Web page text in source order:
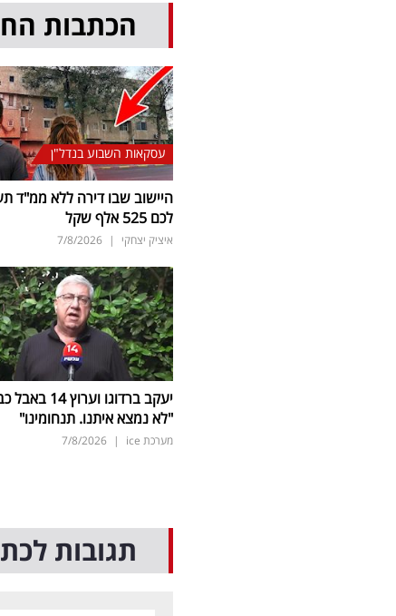
הכתבות
עסקאות השבוע בנדל"ן
היישוב שבו דירה ללא ממ"ד
לכם 525 אלף שקל
איציק יצחקי |
7/8/2026
יעקב ברדוגו וערוץ 14
"לא נמצא איתנו. תנחומינו"
מערכת ice |
7/8/2026
תגובות